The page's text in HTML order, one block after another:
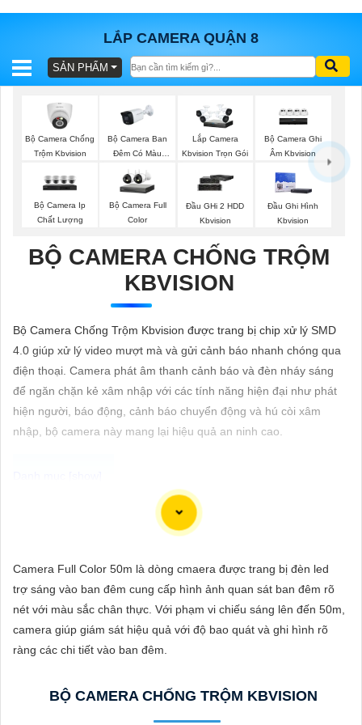
LẮP CAMERA QUẬN 8
BÁO
TRỌN
GÓI
SẢN
LẮP
ĐẶT
PHỤ
VẤN
DỊCH
VỤ
SẢN PHẨM
Bộ Camera Chống
Trộm Kbvision
Bộ Camera Ban
Đêm Có Màu
Lắp Camera
Kbvision Trọn Gói
Bộ Camera Ghi
Âm Kbvision
Bộ Camera Ip
Chất Lượng
Bộ Camera Full
Color
Đầu GHi 2 HDD
Kbvision
Đầu Ghi Hình
Kbvision
BỘ CAMERA CHỐNG TRỘM
KBVISION
Bộ Camera Chống Trộm Kbvision được trang bị chip xử lý SMD
4.0 giúp xử lý video mượt mà và gửi cảnh báo nhanh chóng qua
điện thoại. Camera phát âm thanh cảnh báo và đèn nháy sáng
để ngăn chặn kẻ xâm nhập với các tính năng hiện đại như phát
hiện người, báo động, cảnh báo chuyển động và hú còi xâm
nhập, bộ camera này mang lại hiệu quả an ninh cao.
Để giúp bạn viết tư giới thiệu cho việc mua Camera Kbvision với
chiết khấu cao và hình ảnh chất lượng sắc nét, bạn có thể sử
thống giám sát của bạn? Hãy đến với Camera Kbvision - thương
yên tâm bảo vệ gia đình và tài sản của bạn ngay hôm nay!"
Bạn có thể điều chỉnh và thêm vào nội dung trên để phù hợp với
Camera Full Color 50m là dòng cmaera được trang bị đèn led
trợ sáng vào ban đêm cung cấp hình ảnh quan sát ban đêm rõ
nét với màu sắc chân thực. Với phạm vi chiếu sáng lên đến 50m,
camera giúp giám sát hiệu quả với độ bao quát và ghi hình rõ
ràng các chi tiết vào ban đêm.
BỘ CAMERA CHỐNG TRỘM KBVISION